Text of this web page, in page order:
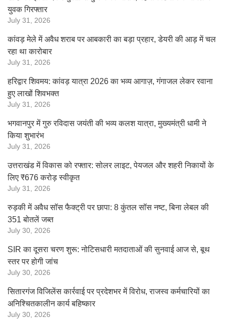
युवक गिरफ्तार
July 31, 2026
कांवड़ मेले में अवैध शराब पर आबकारी का बड़ा प्रहार, डेयरी की आड़ में चल
रहा था कारोबार
July 31, 2026
हरिद्वार शिवमय: कांवड़ यात्रा 2026 का भव्य आगाज़, गंगाजल लेकर रवाना
हुए लाखों शिवभक्त
July 31, 2026
भगवानपुर में गुरु रविदास जयंती की भव्य कलश यात्रा, मुख्यमंत्री धामी ने
किया शुभारंभ
July 31, 2026
उत्तराखंड में विकास को रफ्तार: सोलर लाइट, पेयजल और शहरी निकायों के
लिए ₹676 करोड़ स्वीकृत
July 31, 2026
रुड़की में अवैध सॉस फैक्ट्री पर छापा: 8 कुंतल सॉस नष्ट, बिना लेबल की
351 बोतलें जब्त
July 30, 2026
SIR का दूसरा चरण शुरू: नोटिसधारी मतदाताओं की सुनवाई आज से, बूथ
स्तर पर होगी जांच
July 30, 2026
सितारगंज विजिलेंस कार्रवाई पर प्रदेशभर में विरोध, राजस्व कर्मचारियों का
अनिश्चितकालीन कार्य बहिष्कार
July 30, 2026